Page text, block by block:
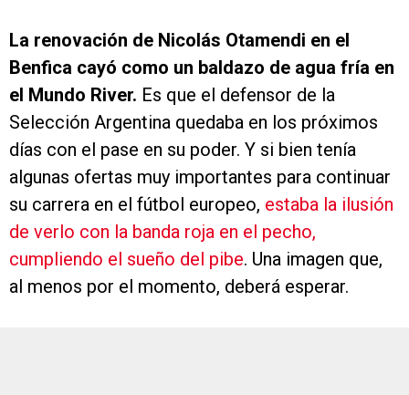
La renovación de Nicolás Otamendi en el
Benfica cayó como un baldazo de agua fría en
el Mundo River. Es que el defensor de la
Selección Argentina quedaba en los próximos
días con el pase en su poder. Y si bien tenía
algunas ofertas muy importantes para continuar
su carrera en el fútbol europeo, estaba la ilusión
de verlo con la banda roja en el pecho,
cumpliendo el sueño del pibe. Una imagen que,
al menos por el momento, deberá esperar.